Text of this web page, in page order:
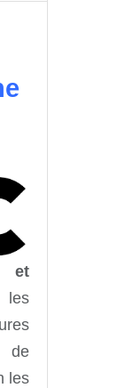
et
les
de
les